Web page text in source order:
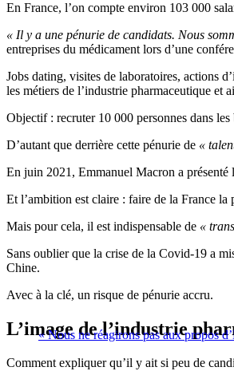
En France, l’on compte environ 103 000
« Il y a une pénurie de candidats. Nous
entreprises du médicament lors d’une
Jobs dating, visites de laboratoires, actions
les métiers de l’industrie pharmaceutique et
Objectif : recruter 10 000 personnes dans
D’autant que derrière cette pénurie de «
En juin 2021, Emmanuel Macron a présenté
Et l’ambition est claire : faire de la France
Mais pour cela, il est indispensable de «
Sans oublier que la crise de la Covid-19 a
Chine.
Avec à la clé, un risque de pénurie accru.
« Nous ne réagirons pas aux propos
L’image de l’industrie
Comment expliquer qu’il y ait si peu de